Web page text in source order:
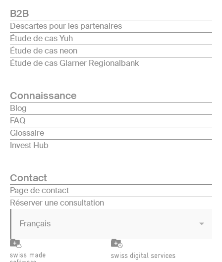
B2B
Descartes pour les partenaires
Étude de cas Yuh
Étude de cas neon
Étude de cas Glarner Regionalbank
Connaissance
Blog
FAQ
Glossaire
Invest Hub
Contact
Page de contact
Réserver une consultation
Français